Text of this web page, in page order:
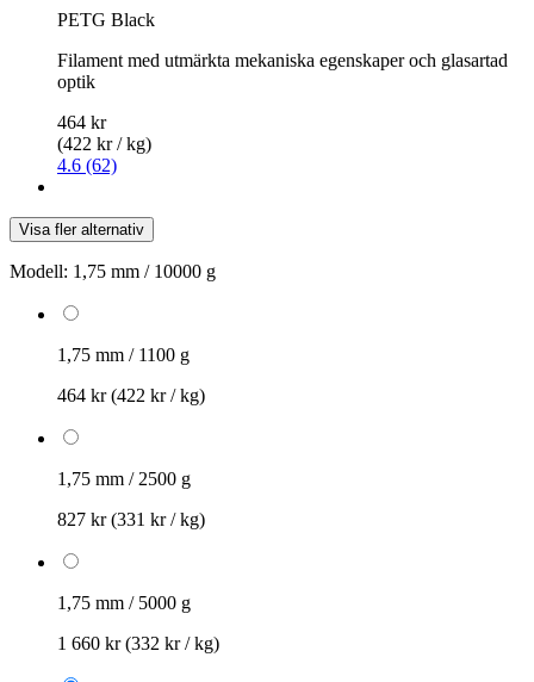
PETG Black
Filament med utmärkta mekaniska egenskaper och glasartad
optik
464 kr
(422 kr / kg)
4.6 (62)
Visa fler alternativ
Modell: 1,75 mm / 10000 g
1,75 mm / 1100 g
464 kr(422 kr / kg)
1,75 mm / 2500 g
827 kr(331 kr / kg)
1,75 mm / 5000 g
1 660 kr(332 kr / kg)